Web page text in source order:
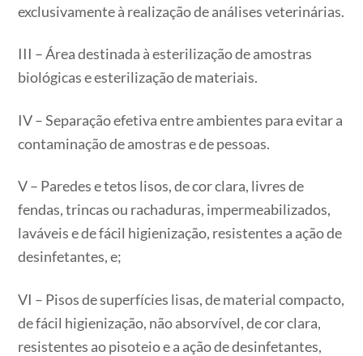
exclusivamente à realização de análises veterinárias.
III – Área destinada à esterilização de amostras
biológicas e esterilização de materiais.
IV – Separação efetiva entre ambientes para evitar a
contaminação de amostras e de pessoas.
V – Paredes e tetos lisos, de cor clara, livres de
fendas, trincas ou rachaduras, impermeabilizados,
laváveis e de fácil higienização, resistentes a ação de
desinfetantes, e;
VI – Pisos de superfícies lisas, de material compacto,
de fácil higienização, não absorvível, de cor clara,
resistentes ao pisoteio e a ação de desinfetantes,